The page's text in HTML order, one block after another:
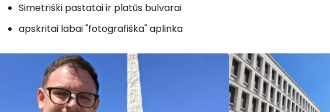
Simetriški pastatai ir platūs bulvarai
apskritai labai "fotografiška" aplinka